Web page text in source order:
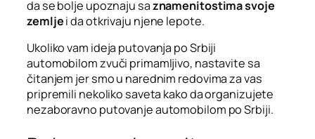
da se bolje upoznaju saznamenitostima svoje
zemljei da otkrivaju njene lepote.
Ukoliko vam ideja putovanja po Srbiji
automobilom zvuči primamljivo, nastavite sa
čitanjem jer smo u narednim redovima za vas
pripremili nekoliko saveta kako da organizujete
nezaboravno putovanje automobilom po Srbiji.